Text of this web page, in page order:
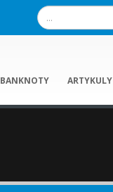
BANKNOTY ARTYKULY